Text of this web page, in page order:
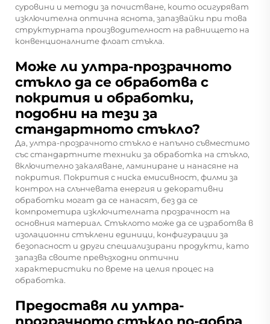
суровини и методи за почистване, които осигуряват
изключителна оптична яснота, запазвайки при това
структурната производителност на равнището на
конвенционалните флоат стъкла.
Може ли ултра-прозрачното
стъкло да се обработва с
покрития и обработки,
подобни на тези за
стандартното стъкло?
Да, ултра-прозрачното стъкло е напълно съвместимо
със стандартните техники за обработка на стъкло,
включително закаляване, ламиниране и нанасяне на
покрития. Покрития с ниска емисивност, филми за
контрол на слънчевата енергия и декоративни
обработки могат да се нанасят, без да се
компрометира изключителната прозрачност на
основния материал. Стъклото може да се изработва в
изолационни стъклени единици, конфигурации за
безопасност и други специализирани продукти, като
запазва своите превъзходни оптични
характеристики по време на целия процес на
обработка.
Предоставя ли ултра-